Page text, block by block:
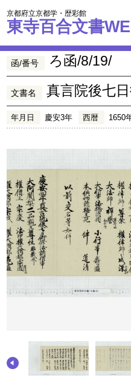
京都府立京都学・歴彩館
東寺百合文書
函/番号 ろ函/8/19/
文書名 真言院後七
年月日 慶安3年 西暦 1650